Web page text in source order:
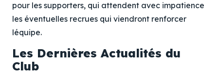
pour les supporters, qui attendent avec impatience
les éventuelles recrues qui viendront renforcer
léquipe.
Les Dernières Actualités du
Club